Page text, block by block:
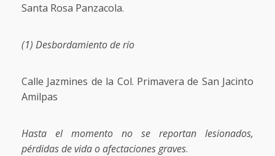
Santa Rosa Panzacola.
(1) Desbordamiento de río
Calle Jazmines de la Col. Primavera de San Jacinto
Amilpas
Hasta el momento no se reportan lesionados,
pérdidas de vida o afectaciones graves.